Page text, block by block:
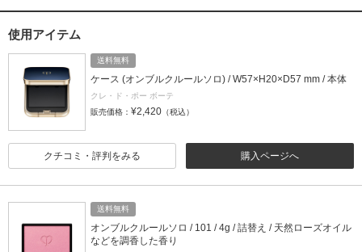
使用アイテム
送料無料
ケース (オンブルクルールソロ) / W57×H20×D57 mm / 本体
クレ・ド・ポー ボーテ
販売価格： ¥2,420 （税込）
購入ページへ
クチコミ・評判をみる
送料無料
オンブルクルールソロ / 101 / 4g / 詰替え / 天然ローズオイル
などを調香した香り